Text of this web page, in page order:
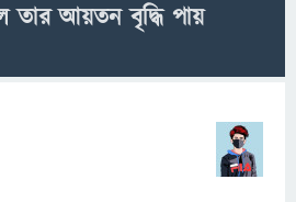
তার আয়তন বৃদ্ধি পায়